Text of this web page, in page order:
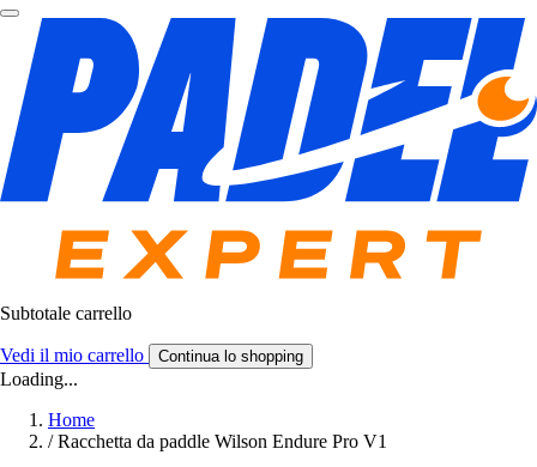
Subtotale carrello
Vedi il mio carrello Continua lo shopping
Loading...
Home
/ Racchetta da paddle Wilson Endure Pro V1